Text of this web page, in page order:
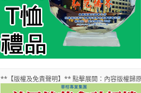
**【版權及免責聲明】** 點擊展開：內容版權歸